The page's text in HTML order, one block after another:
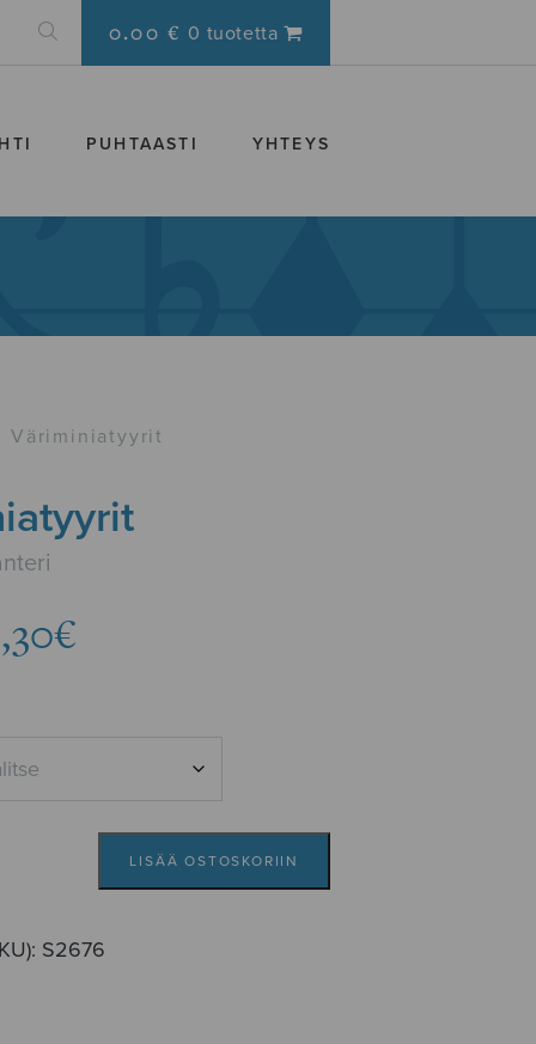
0.00 € 0 tuotetta
PUHTAASTI YHTEYS
Väriminiatyyrit
€
LISÄÄ OSTOSKORIIN
S2676